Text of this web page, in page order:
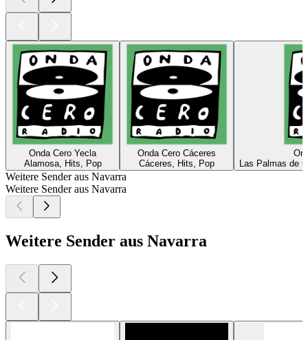
Onda Cero Yecla
Alamosa, Hits, Pop
Onda Cero Cáceres
Cáceres, Hits, Pop
Las Palmas de
Weitere Sender aus Navarra
Weitere Sender aus Navarra
Weitere Sender aus Navarra